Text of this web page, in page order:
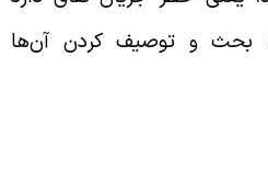
و توصیف کردن آن‌ها